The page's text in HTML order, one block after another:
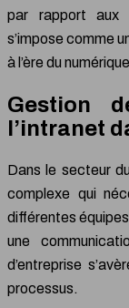
par rapport aux
s’impose comme
à l’ère du
Gestion
l’intranet
Dans le secteur
complexe qui
différentes
une
d’entreprise
processus.